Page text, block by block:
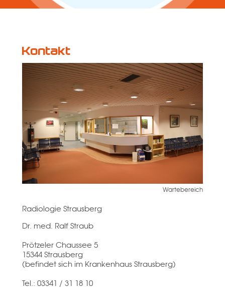
Kontakt
Datenschutz
Kontakt
Wartebereich
Radiologie Strausberg
Dr. med. Ralf Straub
Prötzeler Chaussee 5
15344 Strausberg
(befindet sich im Krankenhaus Strausberg)
Tel.: 03341 / 31 18 10